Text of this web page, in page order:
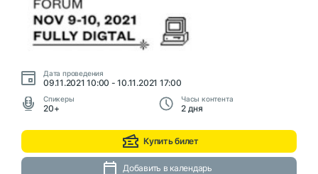
Дата проведения
09.11.2021 10:00 - 10.11.2021 17:00
Cпикеры
20+
Часы контента
2 дня
Купить билет
Добавить в календарь